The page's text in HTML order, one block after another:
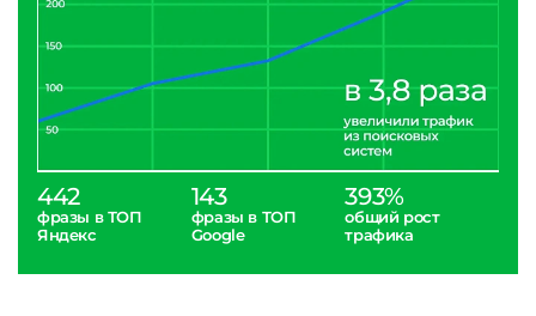
442
фразы в ТОП
Яндекс
143
фразы в ТОП
Google
393%
общий рост
трафика